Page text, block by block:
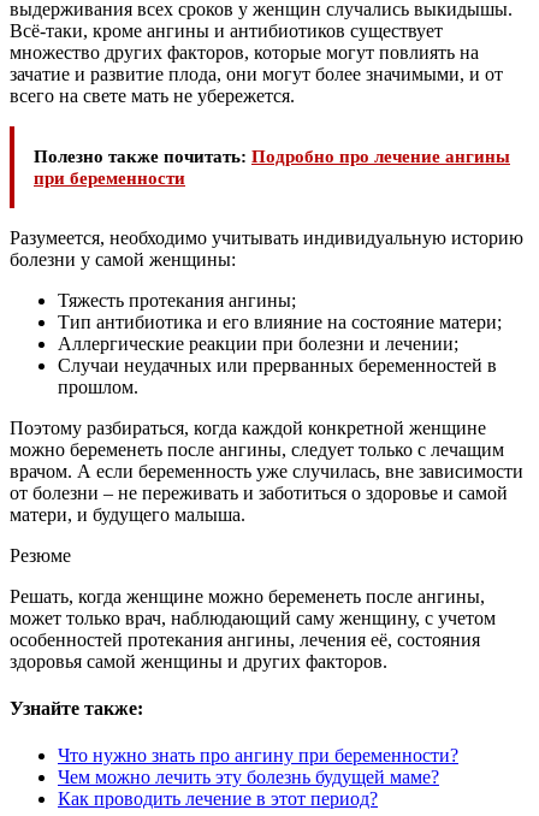
выдерживания всех сроков у женщин случались выкидышы.
Всё-таки, кроме ангины и антибиотиков существует
множество других факторов, которые могут повлиять на
зачатие и развитие плода, они могут более значимыми, и от
всего на свете мать не убережется.
Полезно также почитать: Подробно про лечение ангины
при беременности
Разумеется, необходимо учитывать индивидуальную историю
болезни у самой женщины:
Тяжесть протекания ангины;
Тип антибиотика и его влияние на состояние матери;
Аллергические реакции при болезни и лечении;
Случаи неудачных или прерванных беременностей в
прошлом.
Поэтому разбираться, когда каждой конкретной женщине
можно беременеть после ангины, следует только с лечащим
врачом. А если беременность уже случилась, вне зависимости
от болезни – не переживать и заботиться о здоровье и самой
матери, и будущего малыша.
Резюме
Решать, когда женщине можно беременеть после ангины,
может только врач, наблюдающий саму женщину, с учетом
особенностей протекания ангины, лечения её, состояния
здоровья самой женщины и других факторов.
Узнайте также:
Что нужно знать про ангину при беременности?
Чем можно лечить эту болезнь будущей маме?
Как проводить лечение в этот период?